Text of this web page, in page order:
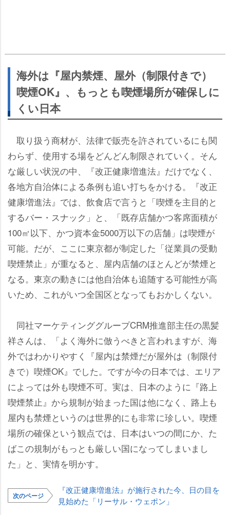
海外は『屋内禁煙、屋外（制限付きで）
喫煙OK』、もっとも喫煙場所が確保しに
くい日本
取り扱う商材が、法律で販売を許されているにも関
わらず、使用する場をどんどん制限されていく。そん
な厳しい状況の中、『改正健康増進法』だけでなく、
各地方自治体による条例も追い打ちをかける。『改正
健康増進法』では、飲食店で言うと「喫煙を主目的と
するバー・スナック」と、「既存店舗かつ客席面積が
100㎡以下、かつ資本金5000万以下の店舗」は喫煙が
可能。だが、ここに東京都が制定した「従業員の受動
喫煙禁止」が重なると、屋内店舗のほとんどが禁煙と
なる。東京の動きには他自治体も追随する可能性が高
いため、これがいつ全国区となってもおかしくない。
同社マーケティンググループCRM推進部主任の黒髪
祥さんは、「よく海外に倣うべきと言われますが、海
外ではわかりやすく『屋内は禁煙だが屋外は（制限付
きで）喫煙OK』でした。ですが今の日本では、エリア
によっては外も喫煙不可。実は、日本のように『路上
喫煙禁止』から規制が始まった国は他になく、路上も
屋内も禁煙というのは世界的にも非常に珍しい。喫煙
場所の確保という観点では、日本はいつの間にか、た
ばこの規制がもっとも厳しい国になってしまいまし
た」と、実情を明かす。
次のページ
『改正健康増進法』が施行された今、日の目を
見始めた「リーサル・ウェポン」